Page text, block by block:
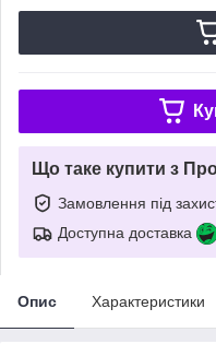
Що таке купити з
Замовлення під
Доступна доставка
Опис Характеристики